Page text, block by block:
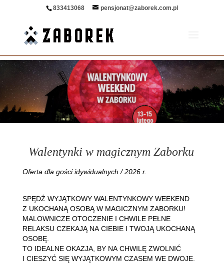
833413068 pensjonat@zaborek.com.pl
Walentynki w magicznym Zaborku
Oferta dla gości idywidualnych / 2026 r.
SPĘDŹ WYJĄTKOWY WALENTYNKOWY WEEKEND
Z UKOCHANĄ OSOBĄ W MAGICZNYM ZABORKU!
MALOWNICZE OTOCZENIE I CHWILE PEŁNE
RELAKSU CZEKAJĄ NA CIEBIE I TWOJĄ UKOCHANĄ
OSOBĘ.
TO IDEALNE OKAZJA, BY NA CHWILĘ ZWOLNIĆ
I CIESZYĆ SIĘ WYJĄTKOWYM CZASEM WE DWOJE.